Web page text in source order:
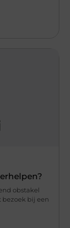
obstakel
bezoek bij een